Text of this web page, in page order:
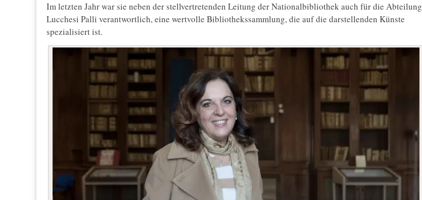
Im letzten Jahr war sie neben der stellvertretenden Leitung der Nationalbibliothek auch für die Abteilung
Lucchesi Palli verantwortlich, eine wertvolle Bibliothekssammlung, die auf die darstellenden Künste
spezialisiert ist.